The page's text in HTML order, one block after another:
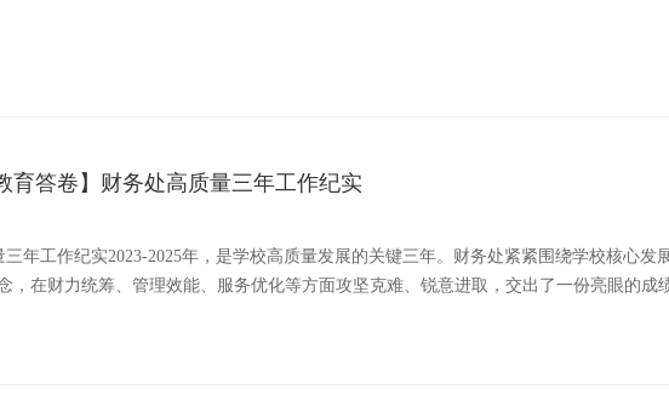
育答卷】财务处高质量三年工作纪实
三年工作纪实2023-2025年，是学校高质量发展的关键三年。财务处紧紧围绕学校核心发
，在财力统筹、管理效能、服务优化等方面攻坚克难、锐意进取，交出了一份亮眼的成